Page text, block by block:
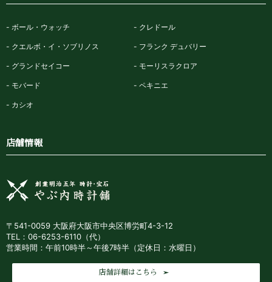
ボール・ウォッチ クレドール
クエルボ・イ・ソブリノス フランク デュバリー
グランドセイコー モーリスラクロア
モバード ペキニエ
カシオ
店舗情報
〒541-0059 大阪府大阪市中央区博労町4-3-12
TEL：06-6253-6110（代）
営業時間：午前10時半～午後7時半（定休日：水曜日）
店舗詳細はこちら